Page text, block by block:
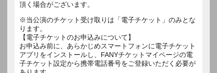
※当公演のチケット受け取りは「電子チケット」のみとな
ります。
【電子チケットのお申込みについて】
お申込み前に、あらかじめスマートフォンに電子チケット
アプリをインストールし、FANYチケットマイページの電
子チケット設定から携帯電話番号をご登録いただく必要が